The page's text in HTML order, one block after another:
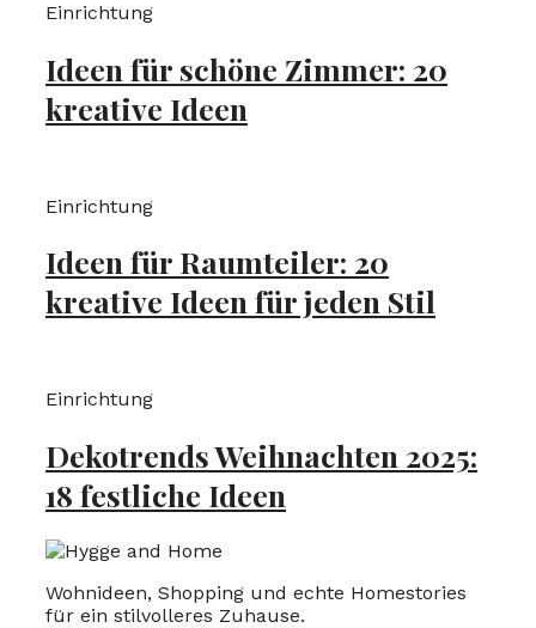
Einrichtung
Ideen für schöne Zimmer: 20
kreative Ideen
Einrichtung
Ideen für Raumteiler: 20
kreative Ideen für jeden Stil
Einrichtung
Dekotrends Weihnachten 2025:
18 festliche Ideen
Wohnideen, Shopping und echte Homestories
für ein stilvolleres Zuhause.